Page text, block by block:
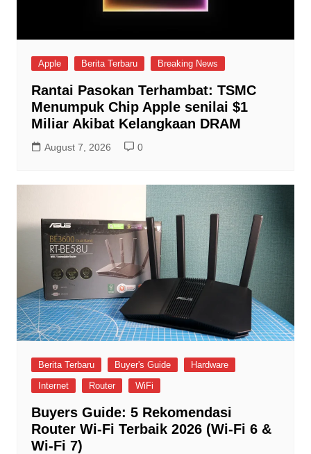
Apple Berita Terbaru Breaking News
Rantai Pasokan Terhambat: TSMC
Menumpuk Chip Apple senilai $1
Miliar Akibat Kelangkaan DRAM
August 7, 2026 0
Berita Terbaru Buyer's Guide
Hardware
Internet
Router WiFi
Buyers Guide: 5 Rekomendasi
Router Wi-Fi Terbaik 2026 (Wi-Fi 6 &
Wi-Fi 7)